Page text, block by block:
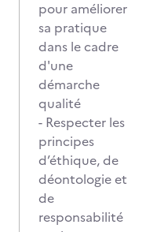
pour améliorer
sa pratique
dans le cadre
d'une
démarche
qualité
- Respecter les
principes
d’éthique, de
déontologie et
de
responsabilité